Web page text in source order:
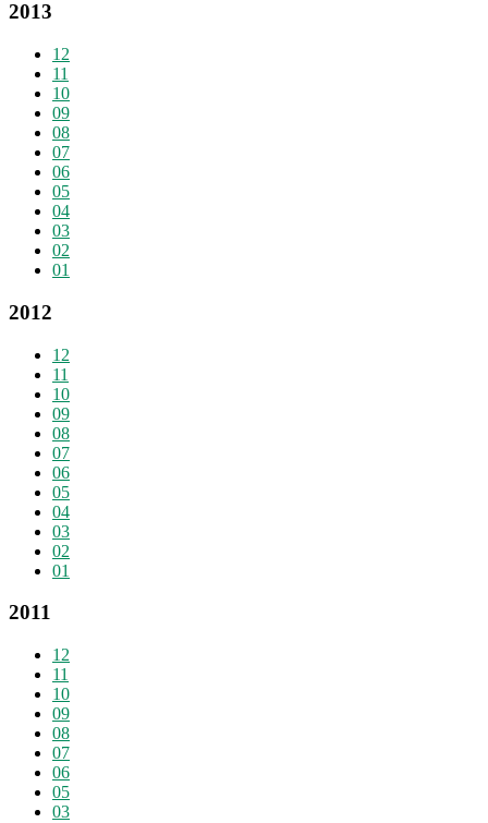
2013
12
11
10
09
08
07
06
05
04
03
02
01
2012
12
11
10
09
08
07
06
05
04
03
02
01
2011
12
11
10
09
08
07
06
05
03